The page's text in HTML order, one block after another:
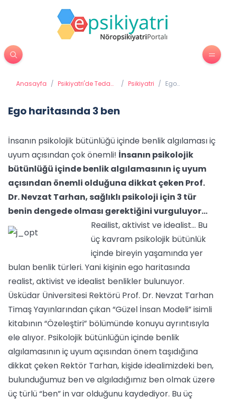
Anasayfa / Psikiyatri'de Tedavi
/ Psikiyatri / Ego
Ego haritasında 3 ben
İnsanın psikolojik bütünlüğü içinde benlik algılaması iç
uyum açısından çok önemli! İnsanın psikolojik
bütünlüğü içinde benlik algılamasının iç uyum
açısından önemli olduğuna dikkat çeken Prof.
Dr. Nevzat Tarhan, sağlıklı psikoloji için 3 tür
benin dengede olması gerektiğini vurguluyor…
Reailist, aktivist ve idealist… Bu
üç kavram psikolojik bütünlük
içinde bireyin yaşamında yer
bulan benlik türleri. Yani kişinin ego haritasında
realist, aktivist ve idealist benlikler bulunuyor.
Üsküdar Üniversitesi Rektörü Prof. Dr. Nevzat Tarhan
Timaş Yayınlarından çıkan “Güzel İnsan Modeli” isimli
kitabının “Özeleştiri” bölümünde konuyu ayrıntısıyla
ele alıyor. Psikolojik bütünlüğün içinde benlik
algılamasının iç uyum açısından önem taşıdığına
dikkat çeken Rektör Tarhan, kişide idealimizdeki ben,
bulunduğumuz ben ve algıladığımız ben olmak üzere
üç türlü “ben” in var olduğunu kaydediyor. Bu üç